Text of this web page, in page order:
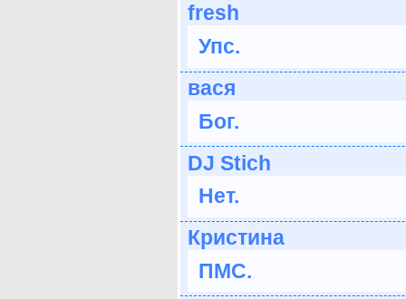
fresh
Упс.
вася
Бог.
DJ Stich
Нет.
Кристина
ПМС.